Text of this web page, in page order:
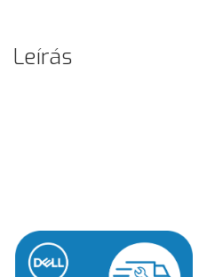
Leírás